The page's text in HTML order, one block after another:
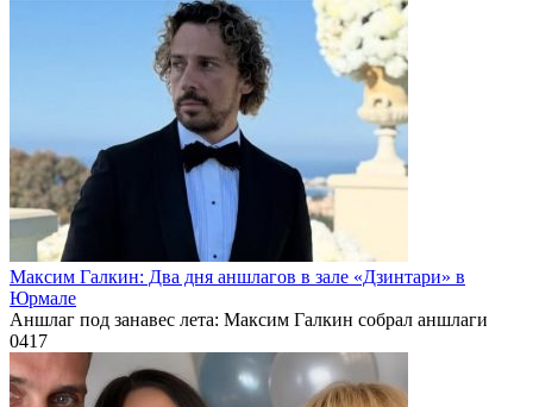
Максим Галкин: Два дня аншлагов в зале «Дзинтари» в
Юрмале
Аншлаг под занавес лета: Максим Галкин собрал аншлаги
0417